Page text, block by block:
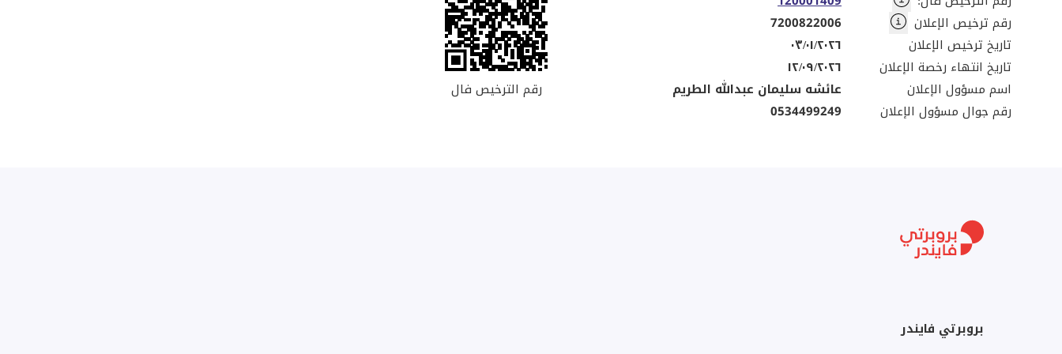
رقم ترخيص الإعلان
7200822006
تاريخ ترخيص الإعلان
٠٣/٠١/٢٠٢٦
تاريخ انتهاء رخصة الإعلان
١٢/٠٩/٢٠٢٦
اسم مسؤول الإعلان
عائشه سليمان عبدالله الطريم
رقم جوال مسؤول الإعلان
0534499249
رقم الترخيص فال
بروبرتي فايندر